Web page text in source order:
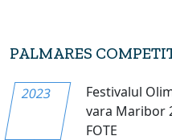
PALMARES
2023
Festivalul
vara Maribor
FOTE